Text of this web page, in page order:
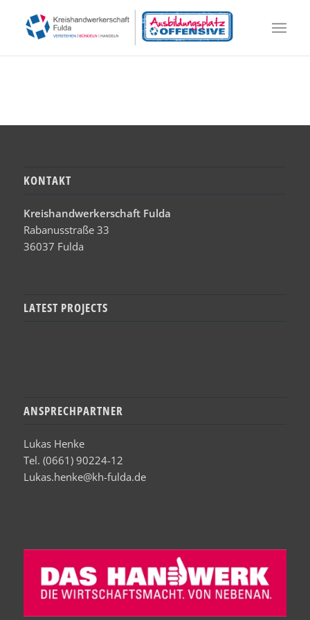
KONTAKT
Kreishandwerkerschaft Fulda
Rabanusstraße 33
36037 Fulda
LATEST PROJECTS
ANSPRECHPARTNER
Lukas Henke
Tel. (0661) 90224-12
Lukas.henke@kh-fulda.de